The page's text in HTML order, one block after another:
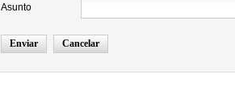
Asunto
Enviar Cancelar